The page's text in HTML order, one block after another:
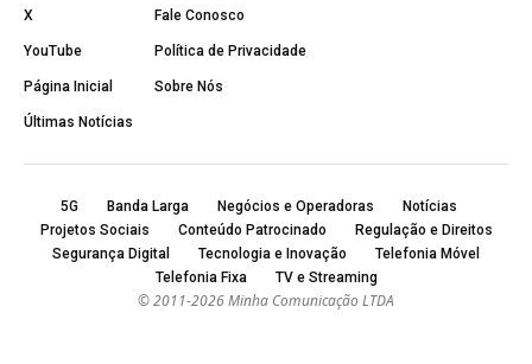
X
YouTube
Página Inicial
Últimas Notícias
Fale Conosco
Política de Privacidade
Sobre Nós
5G Banda Larga Negócios e Operadoras
Notícias
Projetos Sociais
Conteúdo Patrocinado
Regulação e Direitos
Segurança Digital
Tecnologia e Inovação
Telefonia Móvel
Telefonia Fixa
TV e Streaming
© 2011-2026 Minha Comunicação LTDA